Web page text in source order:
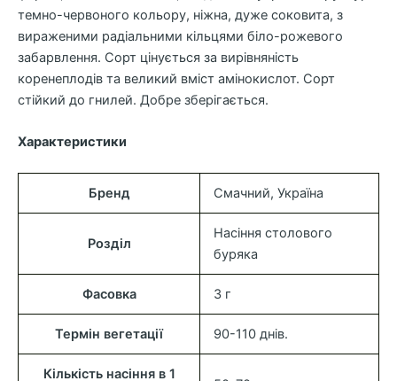
темно-червоного кольору, ніжна, дуже соковита, з
вираженими радіальними кільцями біло-рожевого
забарвлення. Сорт цінується за вирівняність
коренеплодів та великий вміст амінокислот. Сорт
стійкий до гнилей. Добре зберігається.
Характеристики
Бренд Смачний, Україна
Розділ
Насіння столового
буряка
Фасовка 3 г
Термін вегетації 90-110 днів.
Кількість насіння в 1